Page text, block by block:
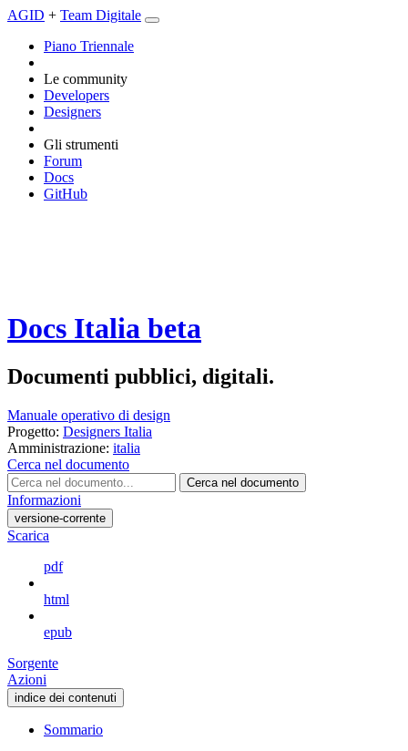
AGID + Team Digitale
Piano Triennale
Le community
Developers
Designers
Gli strumenti
Forum
Docs
GitHub
Docs Italia beta
Documenti pubblici, digitali.
Manuale operativo di design
Progetto: Designers Italia
Amministrazione: italia
Cerca nel documento
Cerca nel documento
Informazioni
versione-corrente
Scarica
pdf
html
epub
Sorgente
Azioni
indice dei contenuti
Sommario